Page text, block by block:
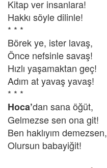
Kitap ver insanlara!
Hakkı söyle dilinle!
* * *
Börek ye, ister lavaş,
Önce nefsinle savaş!
Hızlı yaşamaktan geç!
Adım at yavaş yavaş!
* * *
Hoca’dan sana öğüt,
Gelmezse sen ona git!
Ben haklıyım demezsen,
Olursun babayiğit!